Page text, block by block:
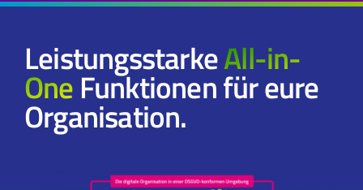
LeistungsstarkeAll-in-
OneFunktionen für eure
Organisation.